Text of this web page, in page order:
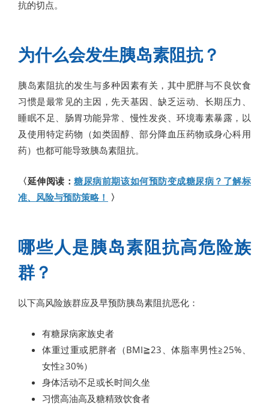
抗的切点。
为什么会发生胰岛素阻抗？
胰岛素阻抗的发生与多种因素有关，其中肥胖与不良饮食
习惯是最常见的主因，先天基因、缺乏运动、长期压力、
睡眠不足、肠胃功能异常、慢性发炎、环境毒素暴露，以
及使用特定药物（如类固醇、部分降血压药物或身心科用
药）也都可能导致胰岛素阻抗。
〈延伸阅读：糖尿病前期该如何预防变成糖尿病？了解标
准、风险与预防策略！ 〉
哪些人是胰岛素阻抗高危险族
群？
以下高风险族群应及早预防胰岛素阻抗恶化：
有糖尿病家族史者
体重过重或肥胖者（BMI≧23、体脂率男性≧25%、
女性≧30%）
身体活动不足或长时间久坐
习惯高油高及糖精致饮食者